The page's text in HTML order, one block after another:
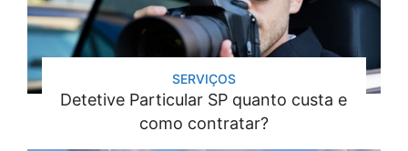
SERVIÇOS
Detetive Particular SP quanto custa e
como contratar?